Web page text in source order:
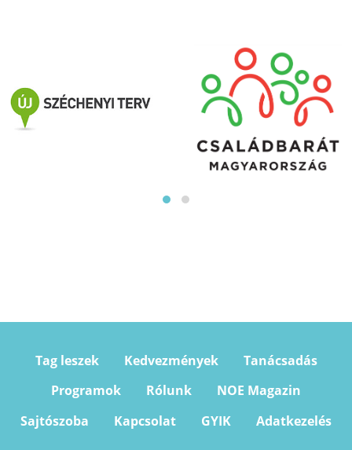
Tag leszek Kedvezmények
Tanácsadás
Programok
Rólunk
NOE Magazin
Sajtószoba
Kapcsolat GYIK Adatkezelés